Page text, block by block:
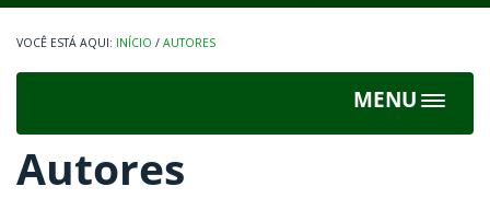
INÍCIO / AUTORES
MENU
Toggle
Autores